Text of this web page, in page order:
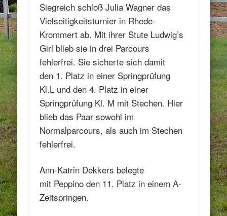
Siegreich schloß Julia Wagner das
Vielseitigkeitsturnier in Rhede-
Krommert ab. Mit ihrer Stute Ludwig’s
Girl blieb sie in drei Parcours
fehlerfrei. Sie sicherte sich damit
den 1. Platz in einer Springprüfung
Kl.L und den 4. Platz in einer
Springprüfung Kl. M mit Stechen. Hier
blieb das Paar sowohl im
Normalparcours, als auch im Stechen
fehlerfrei.
Ann-Katrin Dekkers belegte
mit Peppino den 11. Platz in einem A-
Zeitspringen.